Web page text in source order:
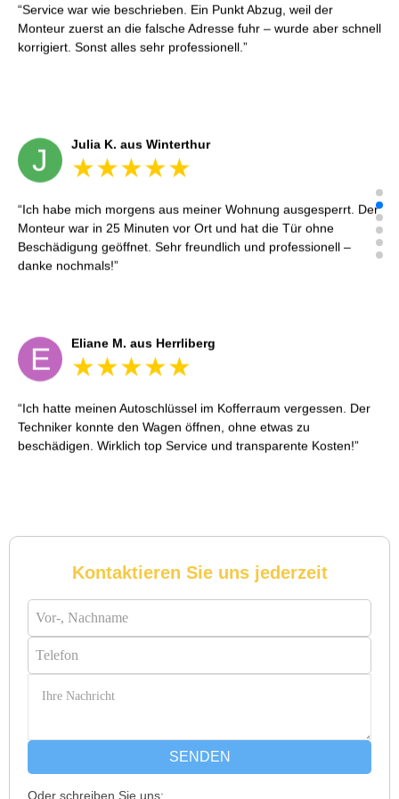
Service war wie beschrieben. Ein Punkt Abzug, weil der
Monteur zuerst an die falsche Adresse fuhr – wurde aber schnell
korrigiert. Sonst alles sehr professionell.
J Julia K. aus Winterthur
Ich habe mich morgens aus meiner Wohnung ausgesperrt. Der
Monteur war in 25 Minuten vor Ort und hat die Tür ohne
Beschädigung geöffnet. Sehr freundlich und professionell –
danke nochmals!
E Eliane M. aus Herrliberg
Ich hatte meinen Autoschlüssel im Kofferraum vergessen. Der
Techniker konnte den Wagen öffnen, ohne etwas zu
beschädigen. Wirklich top Service und transparente Kosten!
schon, sie müsste aufgebrochen werden, aber der Fachmann
Michael B. aus Bassersdorf
Kontaktieren Sie uns jederzeit
SENDEN
Oder schreiben Sie uns: